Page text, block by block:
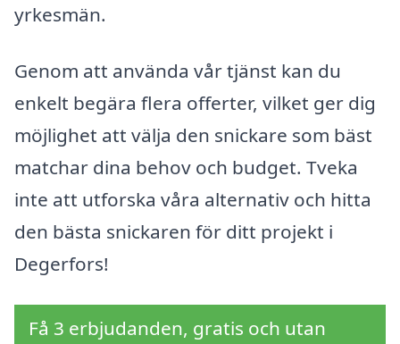
yrkesmän.
Genom att använda vår tjänst kan du
enkelt begära flera offerter, vilket ger dig
möjlighet att välja den snickare som bäst
matchar dina behov och budget. Tveka
inte att utforska våra alternativ och hitta
den bästa snickaren för ditt projekt i
Degerfors!
Få 3 erbjudanden, gratis och utan